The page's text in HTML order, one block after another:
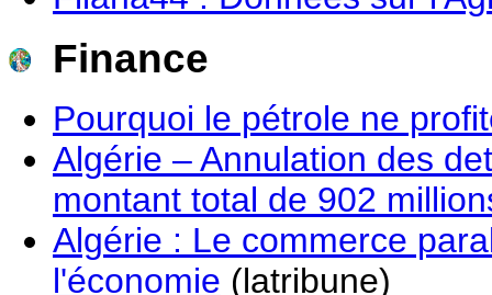
Finance
Pourquoi le pétrole ne
Algérie – Annulation des
montant total de 902
Algérie : Le commerce
l'économie (latribune)